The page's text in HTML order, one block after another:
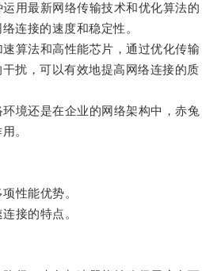
最新网络传输技术和优化算法的
连接的速度和稳定性。
法和高性能芯片，通过优化传输
扰，可以有效地提高网络连接的质
还是在企业的网络架构中，赤兔
。
性能优势。
接的特点。